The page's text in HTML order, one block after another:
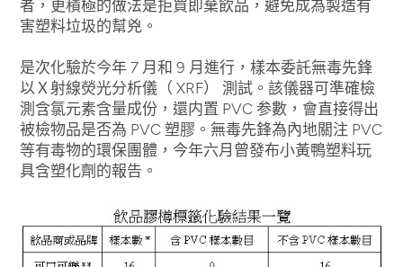
者，更積極的做法是拒買即棄飲品，避免成為製造有
害塑料垃圾的幫兇。
是次化驗於今年 7 月和 9 月進行，樣本委託無毒先鋒
以Ｘ射線熒光分析儀（ XRF） 測試。該儀器可準確檢
測含氯元素含量成份，還内置 PVC 参數，會直接得出
被檢物品是否為 PVC 塑膠。無毒先鋒為內地關注 PVC
等有毒物的環保團體，今年六月曾發布小黃鴨塑料玩
具含塑化劑的報告。